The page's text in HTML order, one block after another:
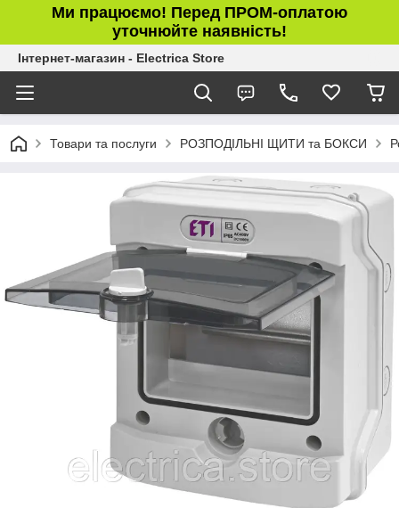
Ми працюємо! Перед ПРОМ-оплатою
уточнюйте наявність!
Інтернет-магазин - Electrica Store
Товари та послуги РОЗПОДІЛЬНІ ЩИТИ та БОКСИ